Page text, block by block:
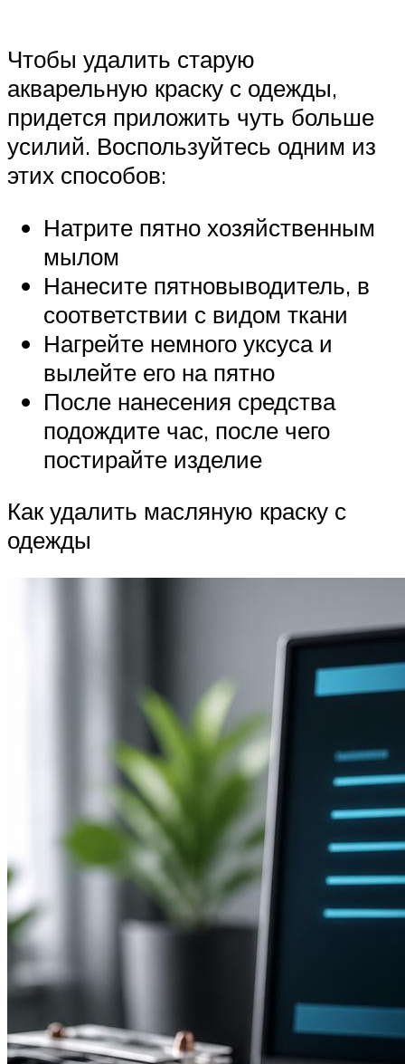
Чтобы удалить старую
акварельную краску с одежды,
придется приложить чуть больше
усилий. Воспользуйтесь одним из
этих способов:
Натрите пятно хозяйственным
мылом
Нанесите пятновыводитель, в
соответствии с видом ткани
Нагрейте немного уксуса и
вылейте его на пятно
После нанесения средства
подождите час, после чего
постирайте изделие
Как удалить масляную краску с
одежды